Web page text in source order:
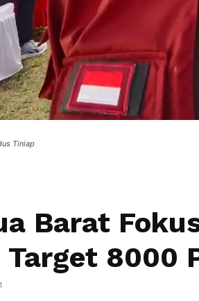
Tiniap
Barat
8000